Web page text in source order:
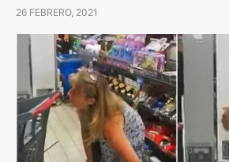
26 FEBRERO, 2021